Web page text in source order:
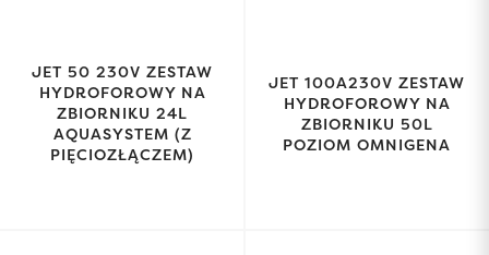
JET 50 230V ZESTAW
HYDROFOROWY NA
ZBIORNIKU 24L
AQUASYSTEM (Z
PIĘCIOZŁĄCZEM)
JET 100A230V ZESTAW
HYDROFOROWY NA
ZBIORNIKU 50L
POZIOM OMNIGENA